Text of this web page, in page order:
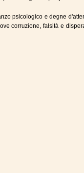
psicologico e degne
corruzione, falsità e